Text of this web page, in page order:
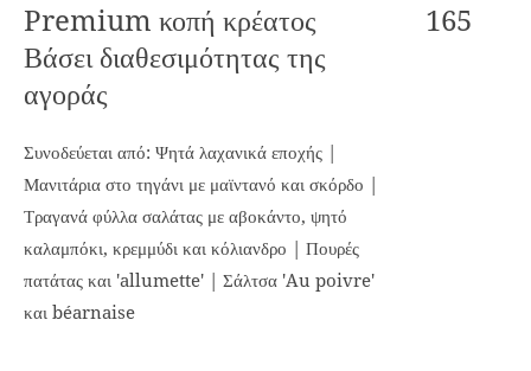
Premium κοπή κρέατος
Βάσει διαθεσιμότητας της
αγοράς
165
Συνοδεύεται από: Ψητά λαχανικά εποχής |
Μανιτάρια στο τηγάνι με μαϊντανό και σκόρδο |
Τραγανά φύλλα σαλάτας με αβοκάντο, ψητό
καλαμπόκι, κρεμμύδι και κόλιανδρο | Πουρές
πατάτας και 'allumette' | Σάλτσα 'Au poivre'
και béarnaise